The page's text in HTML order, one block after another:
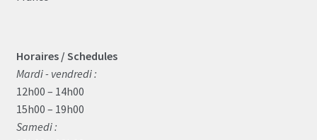
Horaires / Schedules
Mardi - vendredi :
12h00 – 14h00
15h00 – 19h00
Samedi :